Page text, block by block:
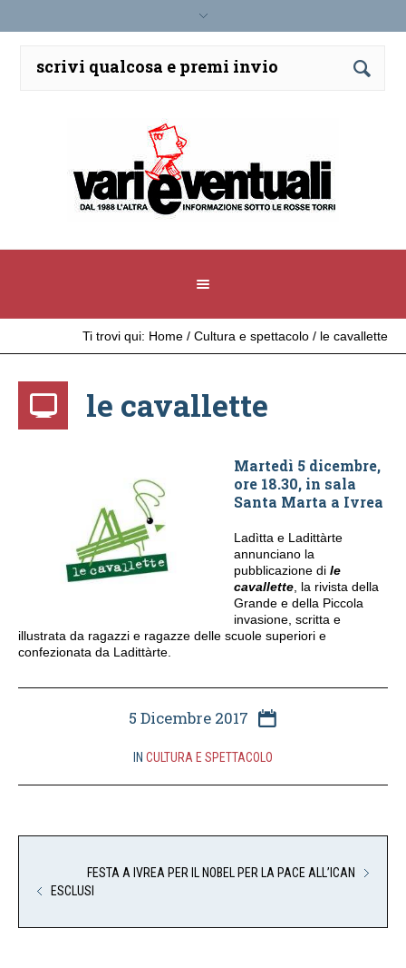
Ti trovi qui: Home / Cultura e spettacolo / le cavallette
le cavallette
Martedì 5 dicembre,
ore 18.30, in sala
Santa Marta a Ivrea
Ladìtta e Ladittàrte
annunciano la
pubblicazione di le
cavallette , la rivista della
Grande e della Piccola
invasione, scritta e
illustrata da ragazzi e ragazze delle scuole superiori e
confezionata da Ladittàrte.
5 Dicembre 2017
IN CULTURA E SPETTACOLO
FESTA A IVREA PER IL NOBEL PER LA PACE ALL’ICAN
ESCLUSI